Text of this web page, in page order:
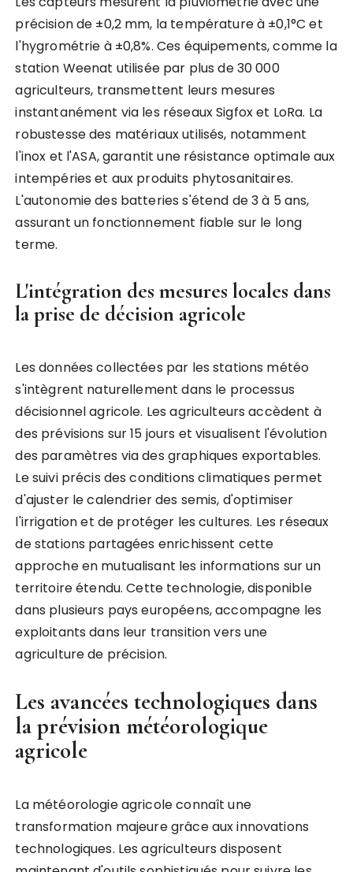
précision de ±0,2 mm, la température à ±0,1°C et
l'hygrométrie à ±0,8%. Ces équipements, comme la
station Weenat utilisée par plus de 30 000
agriculteurs, transmettent leurs mesures
instantanément via les réseaux Sigfox et LoRa. La
robustesse des matériaux utilisés, notamment
l'inox et l'ASA, garantit une résistance optimale aux
intempéries et aux produits phytosanitaires.
L'autonomie des batteries s'étend de 3 à 5 ans,
assurant un fonctionnement fiable sur le long
terme.
L'intégration des mesures locales dans
la prise de décision agricole
Les données collectées par les stations météo
s'intègrent naturellement dans le processus
décisionnel agricole. Les agriculteurs accèdent à
des prévisions sur 15 jours et visualisent l'évolution
des paramètres via des graphiques exportables.
Le suivi précis des conditions climatiques permet
d'ajuster le calendrier des semis, d'optimiser
l'irrigation et de protéger les cultures. Les réseaux
de stations partagées enrichissent cette
approche en mutualisant les informations sur un
territoire étendu. Cette technologie, disponible
dans plusieurs pays européens, accompagne les
exploitants dans leur transition vers une
agriculture de précision.
Les avancées technologiques dans
la prévision météorologique
agricole
La météorologie agricole connaît une
transformation majeure grâce aux innovations
technologiques. Les agriculteurs disposent